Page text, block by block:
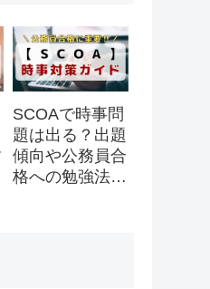
SCOAで時事問
題は出る？出題
傾向や公務員合
格への勉強法を